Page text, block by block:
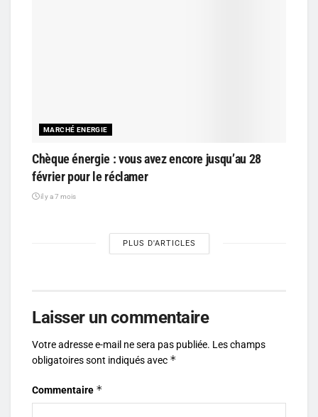
MARCHÉ ENERGIE
Chèque énergie : vous avez encore jusqu’au 28
février pour le réclamer
il y a 7 mois
PLUS D'ARTICLES
Laisser un commentaire
Votre adresse e-mail ne sera pas publiée. Les champs
obligatoires sont indiqués avec *
Commentaire *